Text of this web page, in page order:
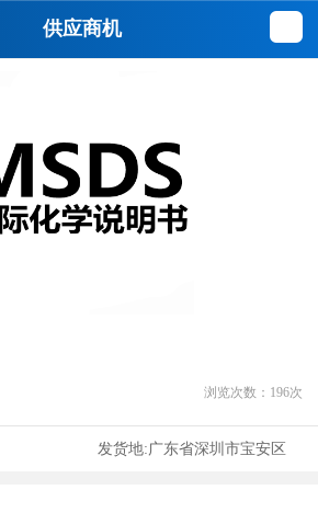
供应商机
浏览次数： 196次
发货地:广东省深圳市宝安区